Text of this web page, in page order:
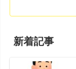
新着記事